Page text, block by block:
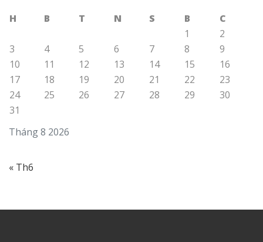
Tháng 8 2026
H B T N S B
C
1
2
3
4 5 6 7 8
9
10
11 12 13 14 15
16
17
18 19 20 21 22
23
24
25 26 27 28 29
30
31
« Th6